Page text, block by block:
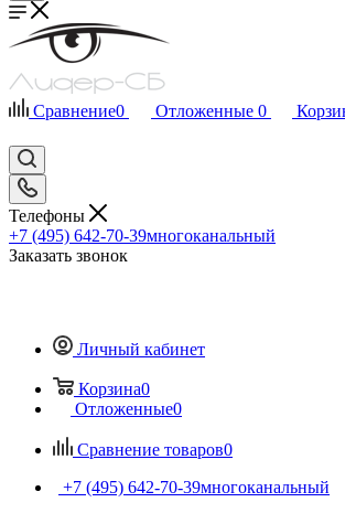
Сравнение0 Отложенные 0
Телефоны
+7 (495) 642-70-39многоканальный
Заказать звонок
Личный кабинет
Корзина0
Отложенные0
Сравнение товаров0
+7 (495) 642-70-39многоканальный